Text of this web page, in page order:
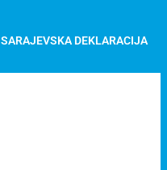
SARAJEVSKA DEKLARACIJA